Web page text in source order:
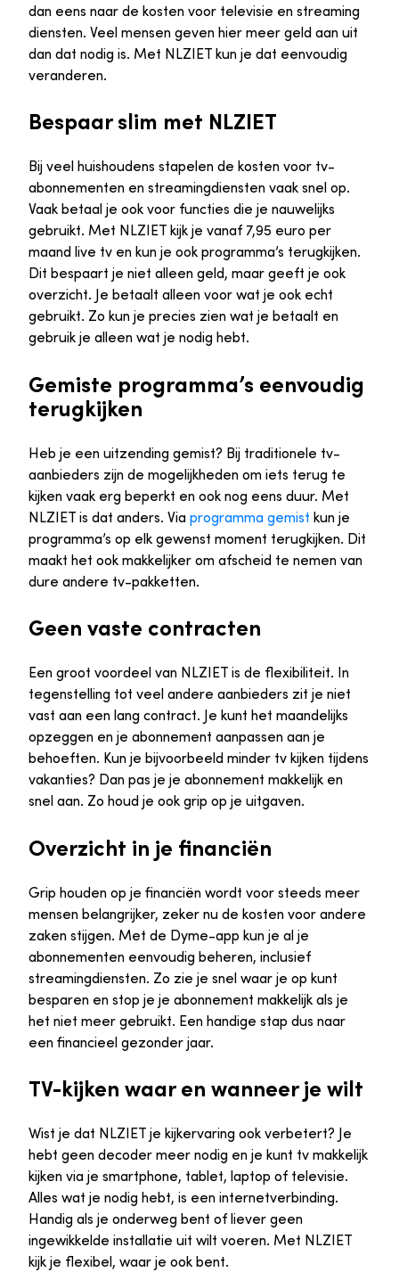
dan eens naar de kosten voor televisie en streaming
diensten. Veel mensen geven hier meer geld aan uit
dan dat nodig is. Met NLZIET kun je dat eenvoudig
veranderen.
Bespaar slim met NLZIET
Bij veel huishoudens stapelen de kosten voor tv-
abonnementen en streamingdiensten vaak snel op.
Vaak betaal je ook voor functies die je nauwelijks
gebruikt. Met NLZIET kijk je vanaf 7,95 euro per
maand live tv en kun je ook programma’s terugkijken.
Dit bespaart je niet alleen geld, maar geeft je ook
overzicht. Je betaalt alleen voor wat je ook echt
gebruikt. Zo kun je precies zien wat je betaalt en
gebruik je alleen wat je nodig hebt.
Gemiste programma’s eenvoudig
terugkijken
Heb je een uitzending gemist? Bij traditionele tv-
aanbieders zijn de mogelijkheden om iets terug te
kijken vaak erg beperkt en ook nog eens duur. Met
NLZIET is dat anders. Via programma gemist kun je
programma’s op elk gewenst moment terugkijken. Dit
maakt het ook makkelijker om afscheid te nemen van
dure andere tv-pakketten.
Geen vaste contracten
Een groot voordeel van NLZIET is de flexibiliteit. In
tegenstelling tot veel andere aanbieders zit je niet
vast aan een lang contract. Je kunt het maandelijks
opzeggen en je abonnement aanpassen aan je
behoeften. Kun je bijvoorbeeld minder tv kijken tijdens
vakanties? Dan pas je je abonnement makkelijk en
snel aan. Zo houd je ook grip op je uitgaven.
Overzicht in je financiën
Grip houden op je financiën wordt voor steeds meer
mensen belangrijker, zeker nu de kosten voor andere
zaken stijgen. Met de Dyme-app kun je al je
abonnementen eenvoudig beheren, inclusief
streamingdiensten. Zo zie je snel waar je op kunt
besparen en stop je je abonnement makkelijk als je
het niet meer gebruikt. Een handige stap dus naar
een financieel gezonder jaar.
TV-kijken waar en wanneer je wilt
Wist je dat NLZIET je kijkervaring ook verbetert? Je
hebt geen decoder meer nodig en je kunt tv makkelijk
kijken via je smartphone, tablet, laptop of televisie.
Alles wat je nodig hebt, is een internetverbinding.
Handig als je onderweg bent of liever geen
ingewikkelde installatie uit wilt voeren. Met NLZIET
kijk je flexibel, waar je ook bent.